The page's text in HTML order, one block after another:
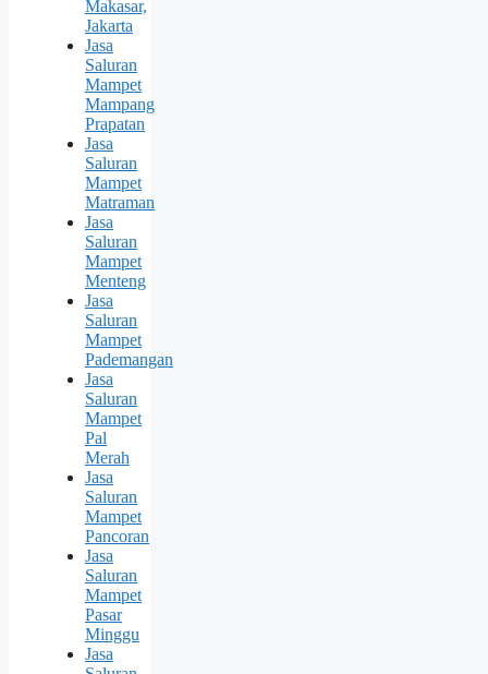
Makasar,
Jakarta
Jasa
Saluran
Mampet
Mampang
Prapatan
Jasa
Saluran
Mampet
Matraman
Jasa
Saluran
Mampet
Menteng
Jasa
Saluran
Mampet
Pademangan
Jasa
Saluran
Mampet
Pal
Merah
Jasa
Saluran
Mampet
Pancoran
Jasa
Saluran
Mampet
Pasar
Minggu
Jasa